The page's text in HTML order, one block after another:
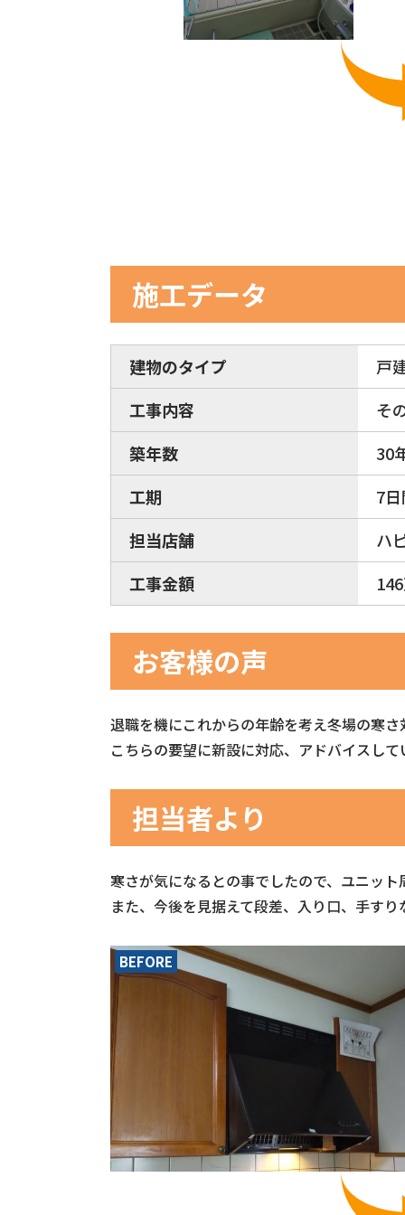
施工データ
建物のタイプ
戸
工事内容
そ
築年数
30
工期
7
担当店舗
ハ
工事金額
お客様の声
退職を機にこれからの年齢を考え冬場の寒
こちらの要望に新設に対応、アドバイスし
担当者より
寒さが気になるとの事でしたので、ユニッ
また、今後を見据えて段差、入り口、手す
BEFORE